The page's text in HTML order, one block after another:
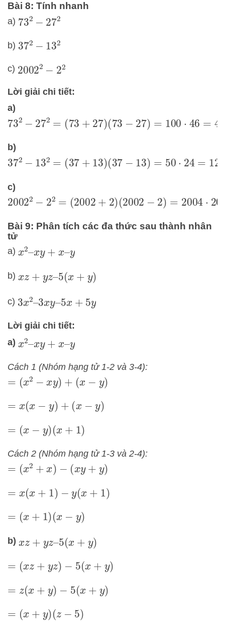
Bài 8: Tính nhanh
a) 732 − 272
b) 372 − 132
c) 20022− 22
Lời giải chi tiết:
a)
732 − 272 =(73+ 27 )(73−27)=100⋅46=4600
b)
372 − 132 =(37+13 )(37−13)=50 24=1200
c)
20022− 22 =( 2002+ 2) (2002−2 )= 2004 ⋅2000 =
Bài 9: Phân tích các đa thức sau thành nhân
tử
a) x2–xy +x–y
b) xz +y z–5(x+ y)
c) 3x2–3xy–5x+5y
Lời giải chi tiết:
a) x2–xy +x–y
Cách 1 (Nhóm hạng tử 1-2 và 3-4):
=( x2− xy)+(x− y)
=x(x− y)+(x −y )
=( x− y)( x+1)
Cách 2 (Nhóm hạng tử 1-3 và 2-4):
=( x2+ x) −(x y+y)
=x(x+ 1)−y( x+1)
=( x+ 1)( x−y)
b) xz +y z–5(x+ y)
=( xz+ yz )−5 (x+y)
=z (x+ y)−5 x+y)
=( x+ y)( z−5)